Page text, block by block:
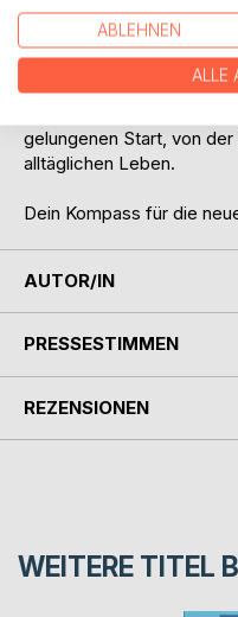
Deutsche zur Realität.
Fragen und bürokratischer
Dieser Ratgeber gibt dir
Basierend auf
gelungenen Start, von
alltäglichen Leben.
Dein Kompass für die
AUTOR/IN
PRESSESTIMMEN
REZENSIONEN
WEITERE TITEL
ABLEHNEN
ALLE